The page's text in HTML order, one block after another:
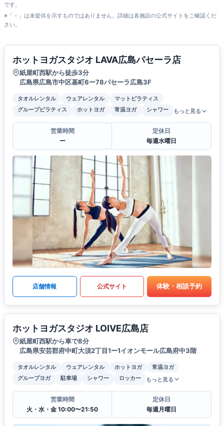
です。
※「－」は未提供を示すものではありません。詳細は各施設の公式サイトをご確認くだ
さい。
ホットヨガスタジオ LAVA広島パセーラ店
紙屋町西駅から徒歩3分
広島県広島市中区基町6ー78パセーラ広島3F
タオルレンタル ウェアレンタル
マットピラティス
グループピラティス
ホットヨガ 常温ヨガ シャワー もっと見る
営業時間
ー
定休日
毎週水曜日
店舗情報 公式サイト 体験・相談予約
ホットヨガスタジオ LOIVE広島店
紙屋町西駅から車で8分
広島県安芸郡府中町大須2丁目1ー1イオンモール広島府中3階
タオルレンタル ウェアレンタル ホットヨガ
常温ヨガ
グループヨガ
駐車場 シャワー ロッカー もっと見る
営業時間
火・水・金 10:00〜21:50
定休日
毎週月曜日